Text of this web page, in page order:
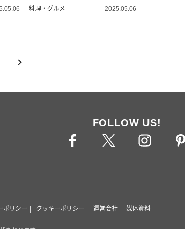
料理・グルメ 2025.05.06
FOLLOW US!
ポリシー クッキーポリシー 運営会社 媒体資料